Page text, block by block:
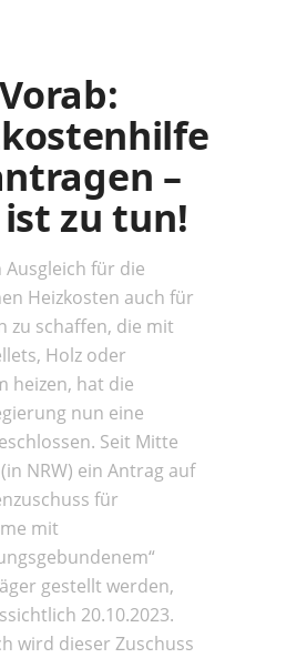
Vorab:
–
zu tun!
Ausgleich für die
Heizkosten auch für
zu schaffen, die mit
Holz oder
heizen, hat die
nun eine
Seit Mitte
NRW) ein Antrag auf
für
mit
gestellt werden,
20.10.2023.
wird dieser Zuschuss